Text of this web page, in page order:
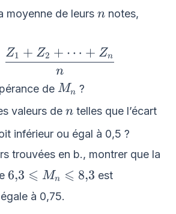
moyenne de leurs n
n notes,
=
+
n
Z1 + Z2 + ⋯ + Zn
de M_n
Mn ?
valeurs de n
ntelles que l’écart
inférieur ou égal à 0,5 ?
trouvées en b., montrer que la
6{,}3
\leqslant
M_n
6,3 ⩽ Mn ⩽ 8,3 est
à 0,75.